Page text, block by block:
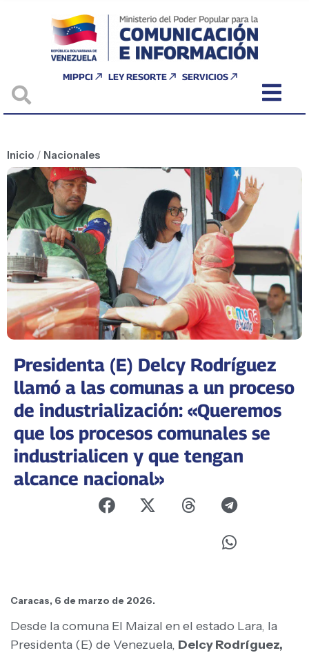
MIPPCI LEY RESORTE SERVICIOS
Inicio / Nacionales
Presidenta (E) Delcy Rodríguez
llamó a las comunas a un proceso
de industrialización: «Queremos
que los procesos comunales se
industrialicen y que tengan
alcance nacional»
Caracas, 6 de marzo de 2026.
Desde la comuna El Maizal en el estado Lara, la
Presidenta (E) de Venezuela, Delcy Rodríguez,